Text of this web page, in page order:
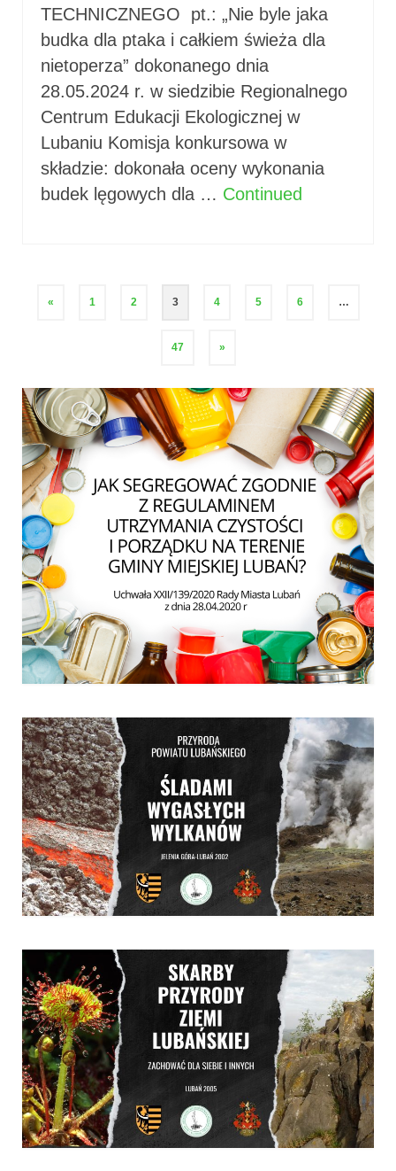
TECHNICZNEGO pt.: „Nie byle jaka
budka dla ptaka i całkiem świeża dla
nietoperza” dokonanego dnia
28.05.2024 r. w siedzibie Regionalnego
Centrum Edukacji Ekologicznej w
Lubaniu Komisja konkursowa w
składzie: dokonała oceny wykonania
budek lęgowych dla … Continued
Stronicowanie
« 1 2 3 4 5 6 …
47 »